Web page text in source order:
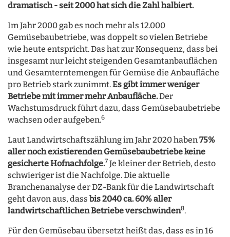
dramatisch - seit 2000 hat sich die Zahl halbiert.
Im Jahr 2000 gab es noch mehr als 12.000
Gemüsebaubetriebe, was doppelt so vielen Betriebe
wie heute entspricht. Das hat zur Konsequenz, dass bei
insgesamt nur leicht steigenden Gesamtanbauflächen
und Gesamterntemengen für Gemüse die Anbaufläche
pro Betrieb stark zunimmt.Es gibt immer weniger
Betriebe mit immer mehr Anbaufläche.Der
Wachstumsdruck führt dazu, dass Gemüsebaubetriebe
wachsen oder aufgeben.6
Laut Landwirtschaftszählung im Jahr 2020 haben75%
aller noch existierenden Gemüsebaubetriebe keine
gesicherte Hofnachfolge.7 Je kleiner der Betrieb, desto
schwieriger ist die Nachfolge. Die aktuelle
Branchenanalyse der DZ-Bank für die Landwirtschaft
geht davon aus, dass bis 2040 ca. 60% aller
landwirtschaftlichen Betriebe verschwinden8.
Für den Gemüsebau übersetzt heißt das, dass es in 16